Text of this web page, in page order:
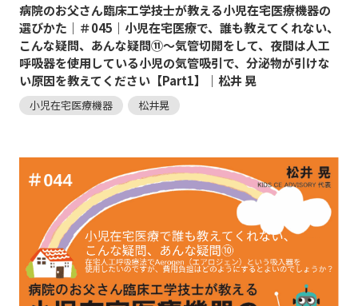
病院のお父さん臨床工学技士が教える小児在宅医療機器の
選びかた｜＃045｜小児在宅医療で、誰も教えてくれない、
こんな疑問、あんな疑問⑪～気管切開をして、夜間は人工
呼吸器を使用している小児の気管吸引で、分泌物が引けな
い原因を教えてください【Part1】｜松井 晃
小児在宅医療機器 松井晃